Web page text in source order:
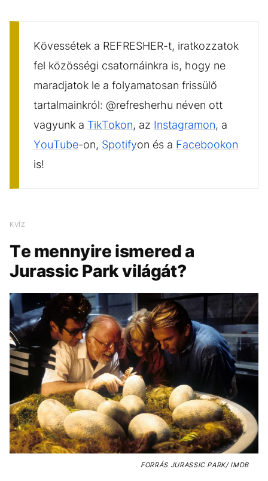
Kövessétek a REFRESHER-t, iratkozzatok
fel közösségi csatornáinkra is, hogy ne
maradjatok le a folyamatosan frissülő
tartalmainkról: @refresherhu néven ott
vagyunk a TikTokon, az Instagramon, a
YouTube-on, Spotifyon és a Facebookon
is!
KVÍZ
Te mennyire ismered a
Jurassic Park világát?
FORRÁSJURASSIC PARK/ IMDB